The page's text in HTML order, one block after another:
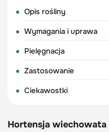
Opis rośliny
Wymagania i uprawa
Pielęgnacja
Zastosowanie
Ciekawostki
Hortensja wiechowata